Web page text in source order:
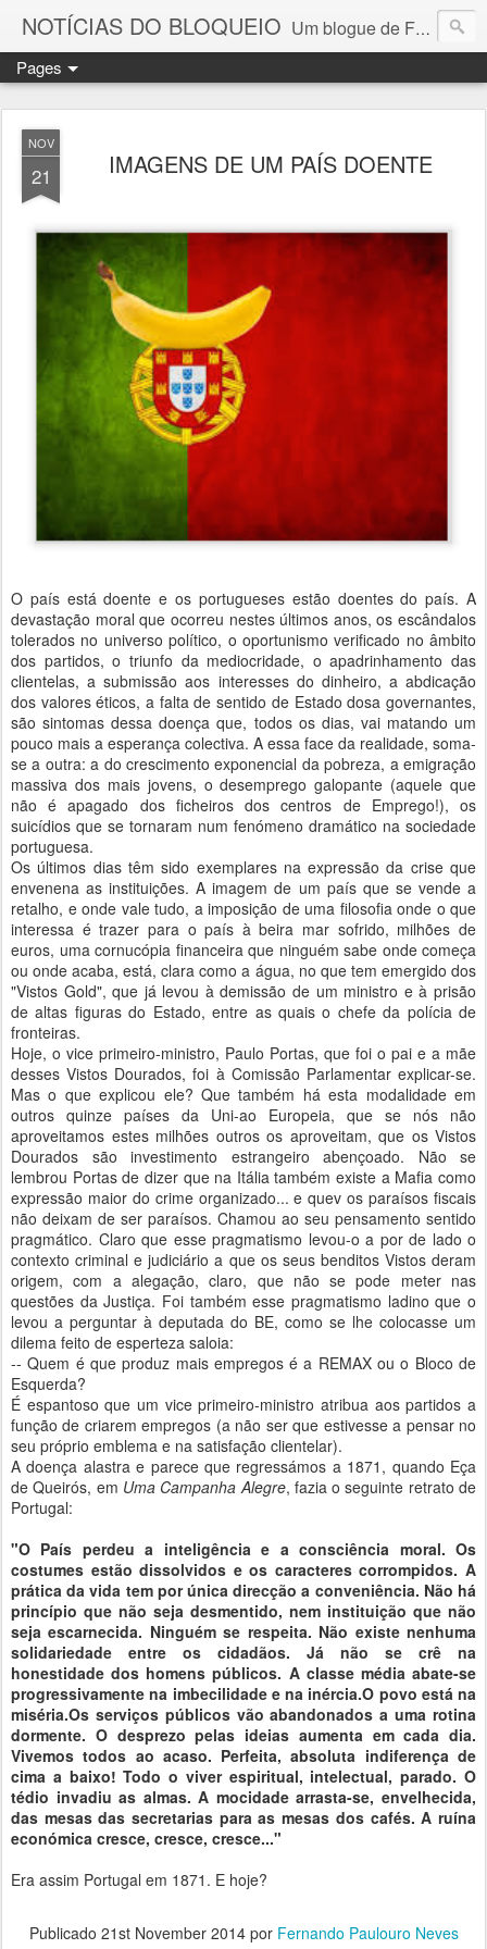
NOTÍCIAS DO BLOQUEIO Um blogue de Fernando Paulouro Neves
Pages
NOV
21 IMAGENS DE UM PAÍS DOENTE
O país está doente e os portugueses estão doentes do país. A
devastação moral que ocorreu nestes últimos anos, os escândalos
tolerados no universo político, o oportunismo verificado no âmbito
dos partidos, o triunfo da mediocridade, o apadrinhamento das
clientelas, a submissão aos interesses do dinheiro, a abdicação
dos valores éticos, a falta de sentido de Estado dosa governantes,
são sintomas dessa doença que, todos os dias, vai matando um
pouco mais a esperança colectiva. A essa face da realidade, soma-
se a outra: a do crescimento exponencial da pobreza, a emigração
massiva dos mais jovens, o desemprego galopante (aquele que
não é apagado dos ficheiros dos centros de Emprego!), os
suicídios que se tornaram num fenómeno dramático na sociedade
portuguesa.
Os últimos dias têm sido exemplares na expressão da crise que
envenena as instituições. A imagem de um país que se vende a
retalho, e onde vale tudo, a imposição de uma filosofia onde o que
interessa é trazer para o país à beira mar sofrido, milhões de
euros, uma cornucópia financeira que ninguém sabe onde começa
ou onde acaba, está, clara como a água, no que tem emergido dos
"Vistos Gold", que já levou à demissão de um ministro e à prisão
de altas figuras do Estado, entre as quais o chefe da polícia de
fronteiras.
Hoje, o vice primeiro-ministro, Paulo Portas, que foi o pai e a mãe
desses Vistos Dourados, foi à Comissão Parlamentar explicar-se.
Mas o que explicou ele? Que também há esta modalidade em
outros quinze países da Uni-ao Europeia, que se nós não
aproveitamos estes milhões outros os aproveitam, que os Vistos
Dourados são investimento estrangeiro abençoado. Não se
lembrou Portas de dizer que na Itália também existe a Mafia como
expressão maior do crime organizado... e quev os paraísos fiscais
não deixam de ser paraísos. Chamou ao seu pensamento sentido
pragmático. Claro que esse pragmatismo levou-o a por de lado o
contexto criminal e judiciário a que os seus benditos Vistos deram
origem, com a alegação, claro, que não se pode meter nas
questões da Justiça. Foi também esse pragmatismo ladino que o
levou a perguntar à deputada do BE, como se lhe colocasse um
dilema feito de esperteza saloia:
-- Quem é que produz mais empregos é a REMAX ou o Bloco de
Esquerda?
É espantoso que um vice primeiro-ministro atribua aos partidos a
função de criarem empregos (a não ser que estivesse a pensar no
seu próprio emblema e na satisfação clientelar).
A doença alastra e parece que regressámos a 1871, quando Eça
de Queirós, em Uma Campanha Alegre, fazia o seguinte retrato de
Portugal:
"O País perdeu a inteligência e a consciência moral. Os
costumes estão dissolvidos e os caracteres corrompidos. A
prática da vida tem por única direcção a conveniência. Não há
princípio que não seja desmentido, nem instituição que não
seja escarnecida. Ninguém se respeita. Não existe nenhuma
solidariedade entre os cidadãos. Já não se crê na
honestidade dos homens públicos. A classe média abate-se
progressivamente na imbecilidade e na inércia.O povo está na
miséria.Os serviços públicos vão abandonados a uma rotina
dormente. O desprezo pelas ideias aumenta em cada dia.
Vivemos todos ao acaso. Perfeita, absoluta indiferença de
cima a baixo! Todo o viver espiritual, intelectual, parado. O
tédio invadiu as almas. A mocidade arrasta-se, envelhecida,
das mesas das secretarias para as mesas dos cafés. A ruína
económica cresce, cresce, cresce..."
Era assim Portugal em 1871. E hoje?
Publicado 21st November 2014por Fernando Paulouro Neves